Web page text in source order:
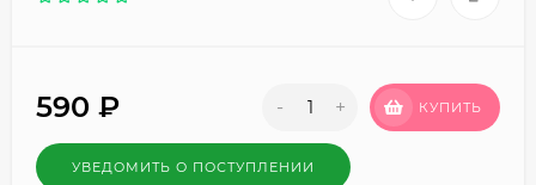
590 ₽ - + КУПИТЬ
УВЕДОМИТЬ О ПОСТУПЛЕНИИ